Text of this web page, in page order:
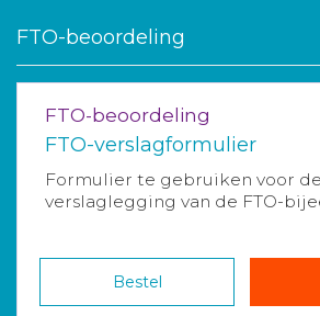
FTO-beoordeling
FTO-beoordeling
FTO-verslagformulier
Formulier te gebruiken voor de
verslaglegging van de FTO-
Bestel